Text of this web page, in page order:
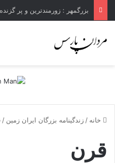
خانه / زندگینامه بزرگان ایران زمین /
قرن